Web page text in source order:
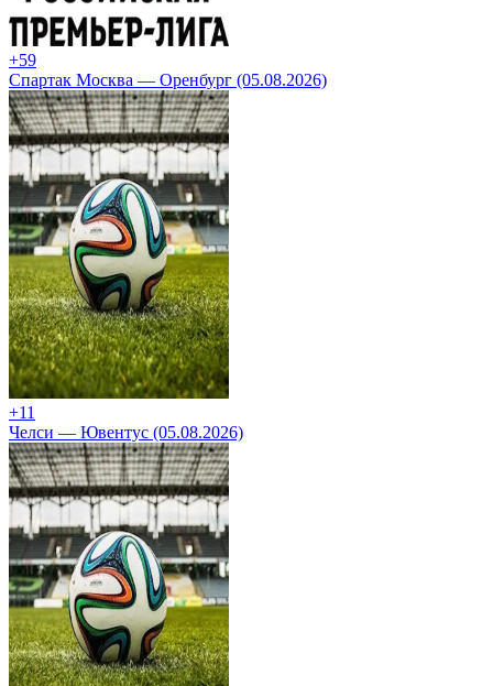
+59
Спартак Москва — Оренбург (05.08.2026)
+11
Челси — Ювентус (05.08.2026)